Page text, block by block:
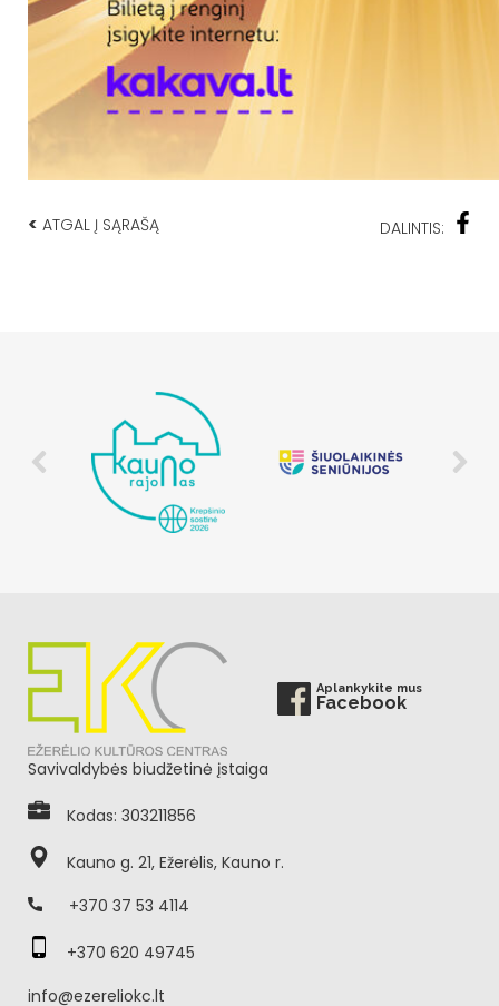
< ATGAL Į SĄRAŠĄ DALINTIS:
Aplankykite mus
Facebook
Savivaldybės biudžetinė įstaiga
Kodas: 303211856
Kauno g. 21, Ežerėlis, Kauno r.
+370 37 53 4114
+370 620 49745
info@ezereliokc.lt